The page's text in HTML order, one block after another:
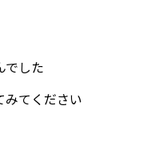
でした
みてください